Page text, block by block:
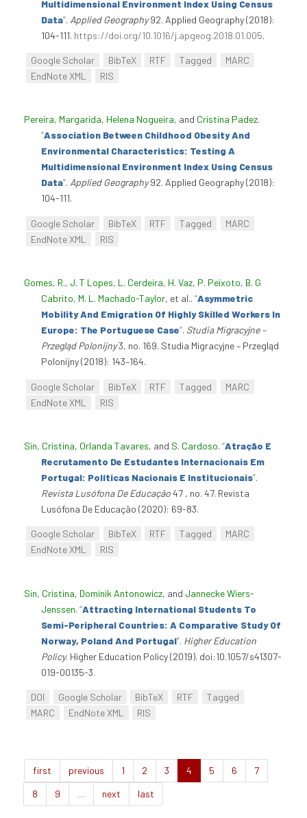
Multidimensional Environment Index Using Census
Data”. Applied Geography92. Applied Geography (2018):
104-111. https://doi.org/10.1016/j.apgeog.2018.01.005.
Google Scholar BibTeX RTF Tagged
MARC
EndNote XML
RIS
Pereira, Margarida, Helena Nogueira, and Cristina Padez.
“Association Between Childhood Obesity And
Environmental Characteristics: Testing A
Multidimensional Environment Index Using Census
Data”. Applied Geography92. Applied Geography (2018):
104-111.
Google Scholar BibTeX RTF Tagged
MARC
EndNote XML
RIS
Gomes, R., J. T Lopes, L. Cerdeira, H. Vaz, P. Peixoto, B. G
Cabrito, M. L. Machado-Taylor, et al.. “Asymmetric
Mobility And Emigration Of Highly Skilled Workers In
Europe: The Portuguese Case”. Studia Migracyjne –
Przegląd Polonijny3, no. 169. Studia Migracyjne – Przegląd
Polonijny (2018): 143–164.
Google Scholar BibTeX RTF Tagged
MARC
EndNote XML
RIS
Sin, Cristina, Orlanda Tavares, and S. Cardoso. “Atração E
Recrutamento De Estudantes Internacionais Em
Portugal: Políticas Nacionais E Institucionais”.
Revista Lusófona De Educação47 , no. 47. Revista
Lusófona De Educação (2020): 69-83.
Google Scholar BibTeX RTF Tagged
MARC
EndNote XML
RIS
Sin, Cristina, Dominik Antonowicz, and Jannecke Wiers-
Jenssen. “Attracting International Students To
Semi-Peripheral Countries: A Comparative Study Of
Norway, Poland And Portugal”. Higher Education
Policy. Higher Education Policy (2019). doi:10.1057/s41307-
019-00135-3.
DOI Google Scholar BibTeX RTF
Tagged
MARC
EndNote XML RIS
first previous 1 2 3 4 5 6
7
8
9 … next last